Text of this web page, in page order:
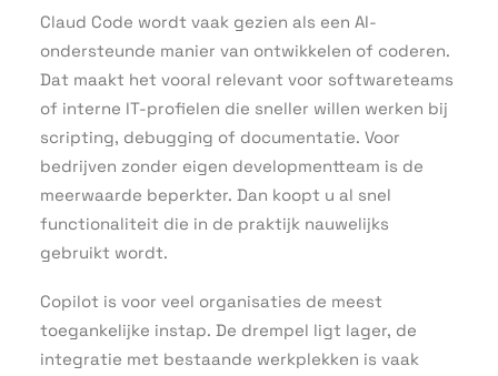
Claud Code wordt vaak gezien als een AI-
ondersteunde manier van ontwikkelen of coderen.
Dat maakt het vooral relevant voor softwareteams
of interne IT-profielen die sneller willen werken bij
scripting, debugging of documentatie. Voor
bedrijven zonder eigen developmentteam is de
meerwaarde beperkter. Dan koopt u al snel
functionaliteit die in de praktijk nauwelijks
gebruikt wordt.
Copilot is voor veel organisaties de meest
toegankelijke instap. De drempel ligt lager, de
integratie met bestaande werkplekken is vaak